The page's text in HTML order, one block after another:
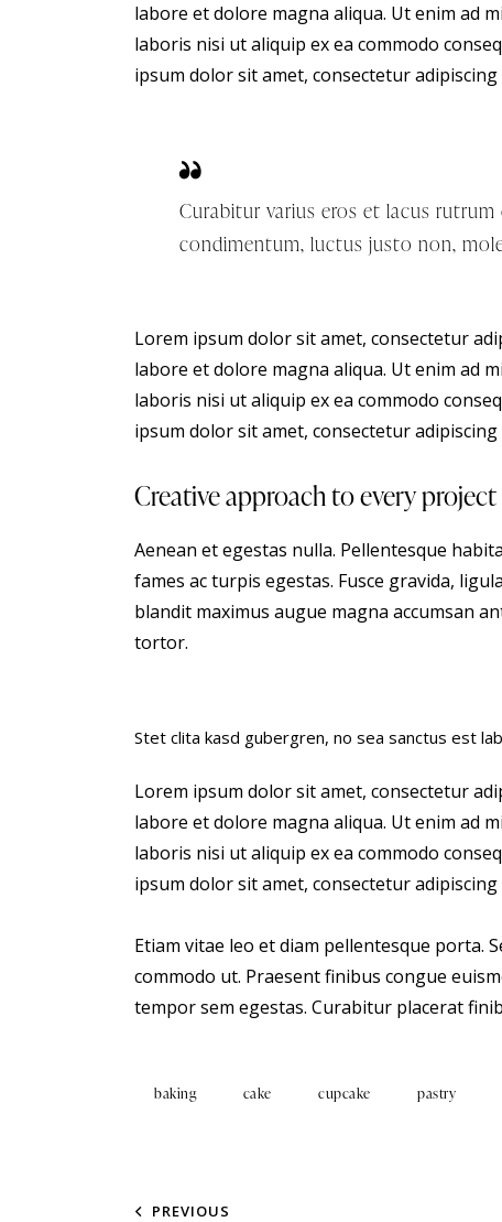
labore et dolore magna aliqua. Ut enim ad
laboris nisi ut aliquip ex ea commodo
ipsum dolor sit amet, consectetur adipiscing
Curabitur varius eros et lacus
condimentum, luctus justo non,
Lorem ipsum dolor sit amet, consectetur
labore et dolore magna aliqua. Ut enim ad
laboris nisi ut aliquip ex ea commodo
ipsum dolor sit amet, consectetur adipiscing
Creative approach to every project
Aenean et egestas nulla. Pellentesque
fames ac turpis egestas. Fusce gravida,
blandit maximus augue magna accumsan
tortor.
Stet clita kasd gubergren, no sea sanctus est
Lorem ipsum dolor sit amet, consectetur
labore et dolore magna aliqua. Ut enim ad
laboris nisi ut aliquip ex ea commodo
ipsum dolor sit amet, consectetur adipiscing
Etiam vitae leo et diam pellentesque porta.
commodo ut. Praesent finibus congue
tempor sem egestas. Curabitur placerat
baking cake cupcake pastry
PREVIOUS